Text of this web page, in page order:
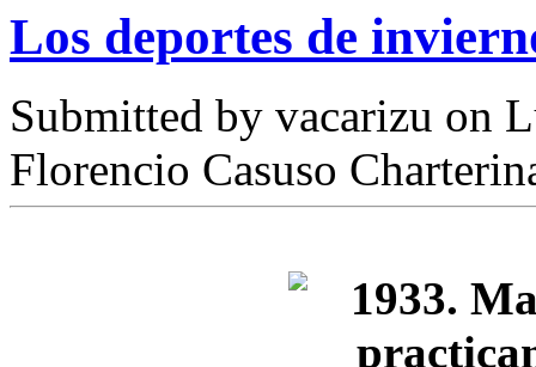
Los deportes de
Submitted by vacarizu on
Florencio Casuso